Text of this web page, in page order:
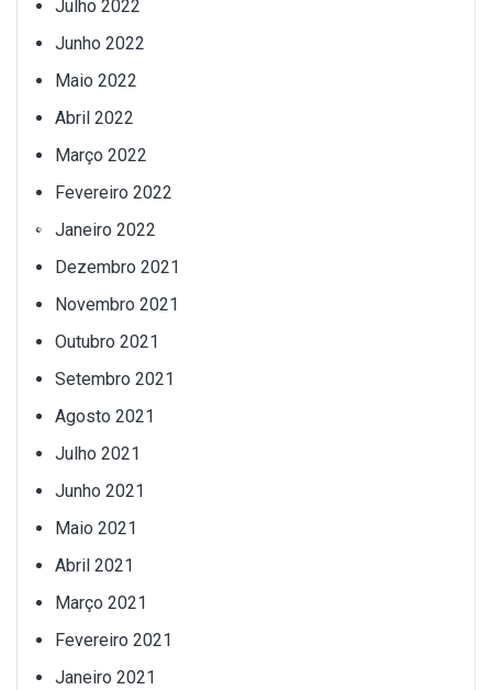
Julho 2022
Junho 2022
Maio 2022
Abril 2022
Março 2022
Fevereiro 2022
Janeiro 2022
Dezembro 2021
Novembro 2021
Outubro 2021
Setembro 2021
Agosto 2021
Julho 2021
Junho 2021
Maio 2021
Abril 2021
Março 2021
Fevereiro 2021
Janeiro 2021